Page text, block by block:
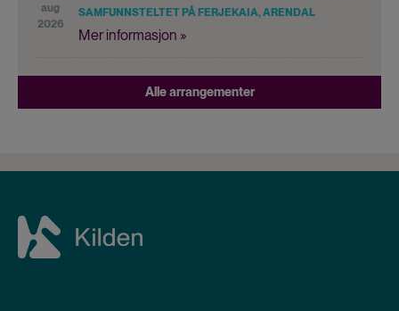
aug
2026
SAMFUNNSTELTET PÅ FERJEKAIA, ARENDAL
Mer informasjon »
Alle arrangementer